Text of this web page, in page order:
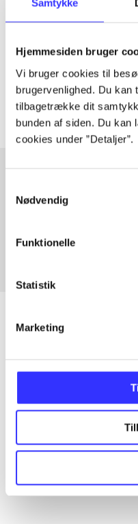
Samtykke
Hjemmesiden bruger
Vi bruger cookies til
brugervenlighed. Du
tilbagetrække dit
bunden af siden. Du
cookies under ”Detaljer”.
Nødvendig
Funktionelle
Statistik
Marketing
Artiklen er en del af
Tidsskrift
Artiklerne i handler ofte
Artikler med
...